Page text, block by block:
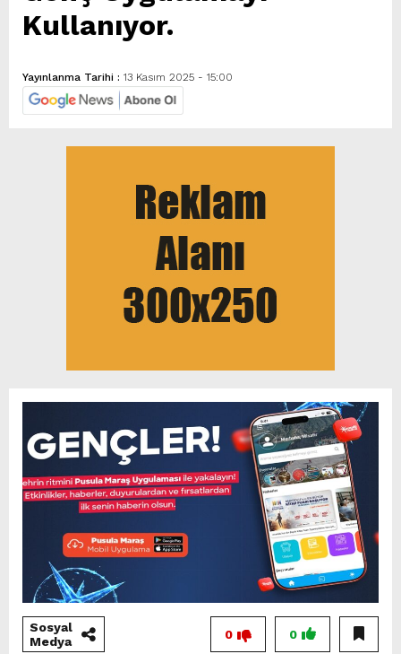
Kullanıyor.
Yayınlanma Tarihi : 13 Kasım 2025 - 15:00
Sosyal
Medya
0
0